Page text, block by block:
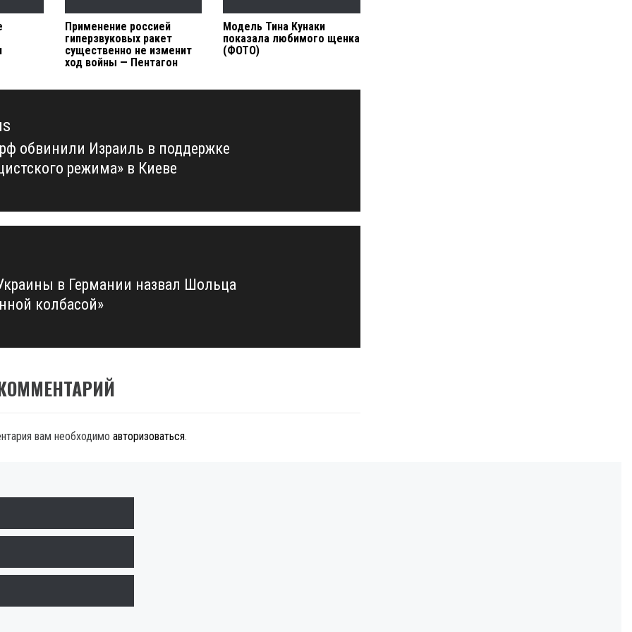
Применение россией
гиперзвуковых ракет
существенно не изменит
ход войны — Пентагон
Модель Тина Кунаки
показала любимого щенка
(ФОТО)
обвинили Израиль в поддержке
режима» в Киеве
в Германии назвал Шольца
колбасой»
вам необходимо авторизоваться.